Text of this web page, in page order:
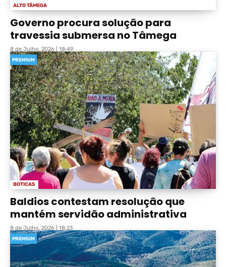
ALTO TÂMEGA
Governo procura solução para
travessia submersa no Tâmega
8 de Julho, 2026 | 18:49
BOTICAS
PREMIUM
Baldios contestam resolução que
mantém servidão administrativa
8 de Julho, 2026 | 18:23
PREMIUM